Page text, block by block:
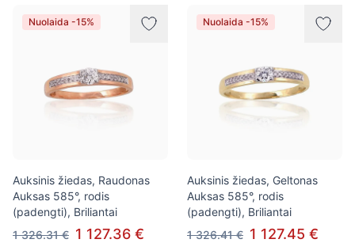
Nuolaida -15%
Auksinis žiedas, Raudonas
Auksas 585°, rodis
(padengti), Briliantai
1 326.31 € 1 127.36 €
Nuolaida -15%
Auksinis žiedas, Geltonas
Auksas 585°, rodis
(padengti), Briliantai
1 326.41 € 1 127.45 €